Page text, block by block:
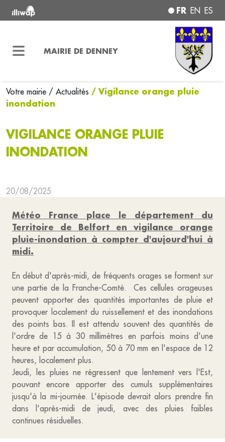
FR EN ES
MAIRIE DE DENNEY
Votre mairie / Actualités / Vigilance orange pluie
inondation
VIGILANCE ORANGE PLUIE
INONDATION
20/08/2025
Météo France place le département du
Territoire de Belfort en vigilance orange
pluie-inondation à compter d'aujourd'hui à
midi.
En début d'après-midi, de fréquents orages se forment sur
une partie de la Franche-Comté. Ces cellules orageuses
peuvent apporter des quantités importantes de pluie et
provoquer localement du ruissellement et des inondations
des points bas. Il est attendu souvent des quantités de
l'ordre de 15 à 30 millimètres en parfois moins d'une
heure et par accumulation, 50 à 70 mm en l'espace de 12
heures, localement plus.
Jeudi, les pluies ne régressent que lentement vers l'Est,
pouvant encore apporter des cumuls supplémentaires
jusqu'à la mi-journée. L'épisode devrait alors prendre fin
dans l'après-midi de jeudi, avec des pluies faibles
continues résiduelles.